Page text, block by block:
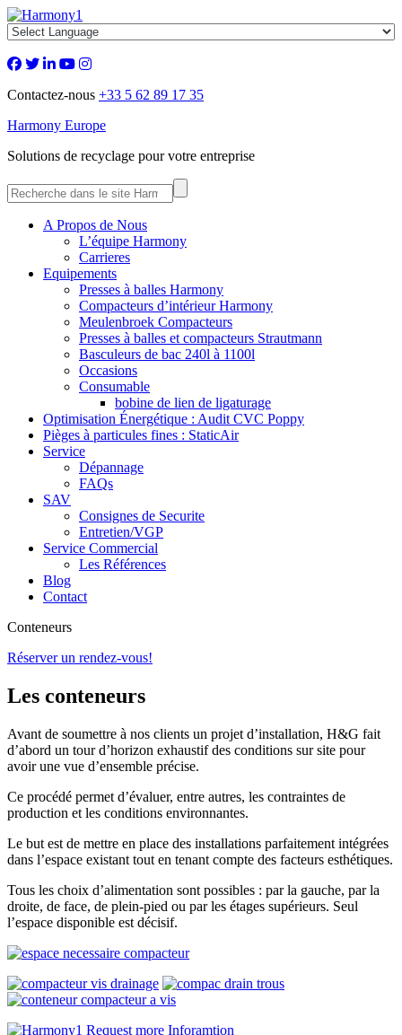
Contactez-nous +33 5 62 89 17 35
Harmony Europe
Solutions de recyclage pour votre entreprise
A Propos de Nous
L’équipe Harmony
Carrieres
Equipements
Presses à balles Harmony
Compacteurs d’intérieur Harmony
Meulenbroek Compacteurs
Presses à balles et compacteurs Strautmann
Basculeurs de bac 240l à 1100l
Occasions
Consumable
bobine de lien de ligaturage
Optimisation Énergétique : Audit CVC Poppy
Pièges à particules fines : StaticAir
Service
Dépannage
FAQs
SAV
Consignes de Securite
Entretien/VGP
Service Commercial
Les Références
Blog
Contact
Conteneurs
Réserver un rendez-vous!
Les conteneurs
Avant de soumettre à nos clients un projet d’installation, H&G fait
d’abord un tour d’horizon exhaustif des conditions sur site pour
avoir une vue d’ensemble précise.
Ce procédé permet d’évaluer, entre autres, les contraintes de
production et les conditions environnantes.
Le but est de mettre en place des installations parfaitement intégrées
dans l’espace existant tout en tenant compte des facteurs esthétiques.
Tous les choix d’alimentation sont possibles : par la gauche, par la
droite, de face, de plein-pied ou par les étages supérieurs. Seul
l’espace disponible est décisif.